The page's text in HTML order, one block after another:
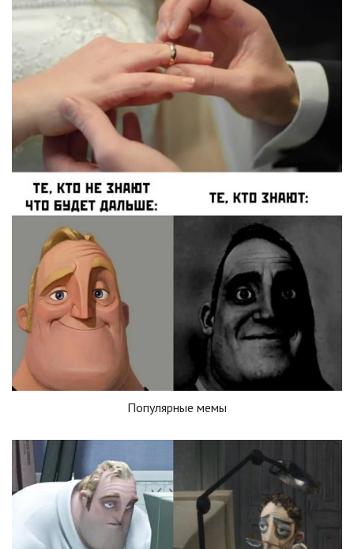
Популярные мемы